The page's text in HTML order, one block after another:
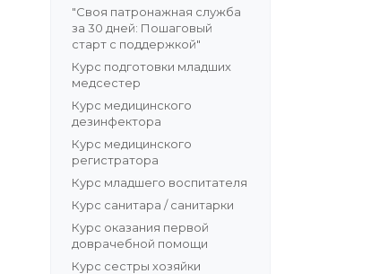
"Своя патронажная служба
за 30 дней: Пошаговый
старт с поддержкой"
Курс подготовки младших
медсестер
Курс медицинского
дезинфектора
Курс медицинского
регистратора
Курс младшего воспитателя
Курс санитара / санитарки
Курс оказания первой
доврачебной помощи
Курс сестры хозяйки